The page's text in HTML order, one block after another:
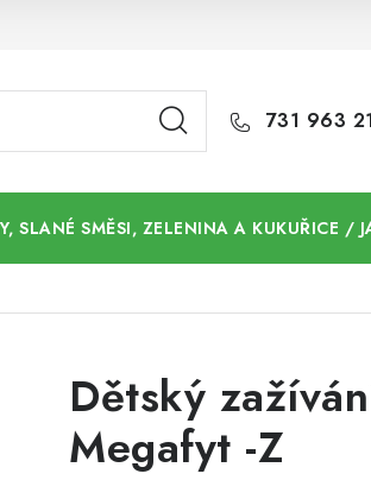
731 963
SLANÉ SMĚSI, ZELENINA A KUKUŘICE /
Dětský
Megafyt -Z